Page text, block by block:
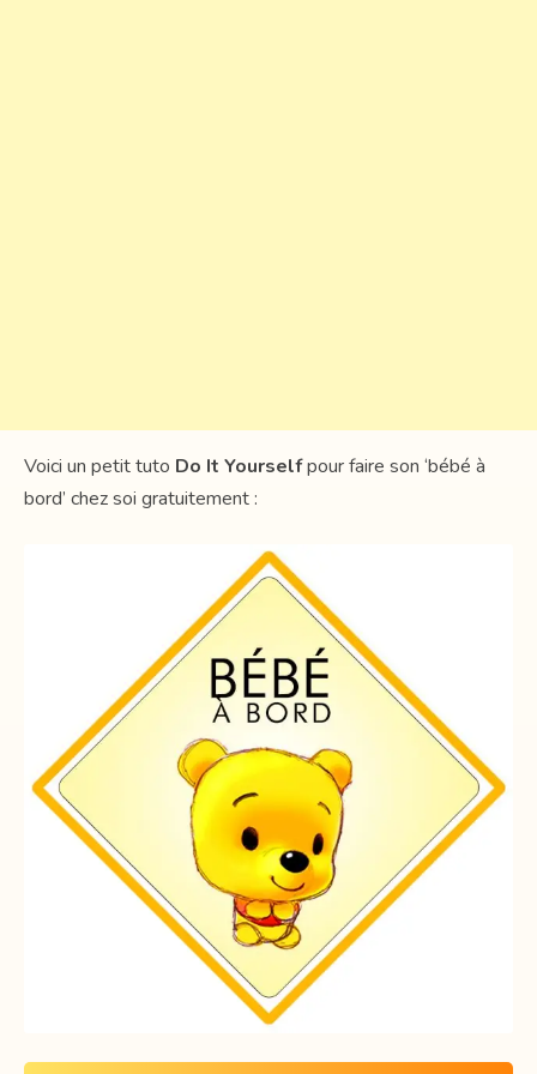
Voici un petit tuto Do It Yourselfpour faire son ‘bébé à
bord’ chez soi gratuitement :